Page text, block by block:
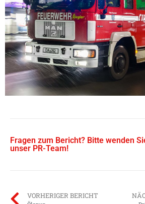
Fragen zum Bericht? Bitte wenden
unser PR-Team!
VORHERIGER BERICHT